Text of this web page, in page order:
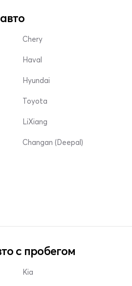
Chery
Haval
Hyundai
Toyota
LiXiang
Changan (Deepal)
с пробегом
Kia